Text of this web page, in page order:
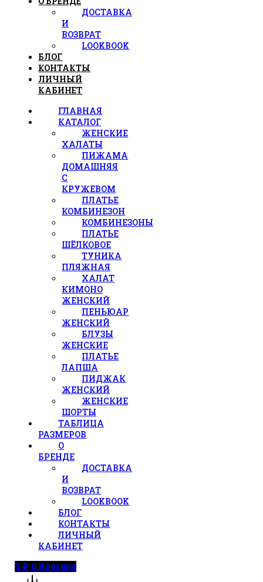
ДОСТАВКА
И
ВОЗВРАТ
LOOKBOOK
БЛОГ
КОНТАКТЫ
ЛИЧНЫЙ
КАБИНЕТ
ГЛАВНАЯ
КАТАЛОГ
ЖЕНСКИЕ
ХАЛАТЫ
ПИЖАМА
ДОМАШНЯЯ
С
КРУЖЕВОМ
ПЛАТЬЕ
КОМБИНЕЗОН
КОМБИНЕЗОНЫ
ПЛАТЬЕ
ШЁЛКОВОЕ
ТУНИКА
ПЛЯЖНАЯ
ХАЛАТ
КИМОНО
ЖЕНСКИЙ
ПЕНЬЮАР
ЖЕНСКИЙ
БЛУЗЫ
ЖЕНСКИЕ
ПЛАТЬЕ
ЛАПША
ПИДЖАК
ЖЕНСКИЙ
ЖЕНСКИЕ
ШОРТЫ
ТАБЛИЦА
РАЗМЕРОВ
О
БРЕНДЕ
ДОСТАВКА
И
ВОЗВРАТ
LOOKBOOK
БЛОГ
КОНТАКТЫ
ЛИЧНЫЙ
КАБИНЕТ
0₽ 0 Корзина